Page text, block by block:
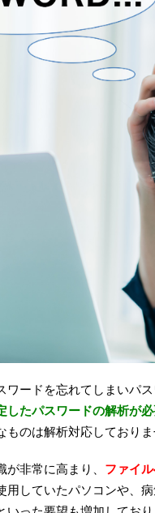
ワードを忘れてしまいパ
したパスワードの解析が
のは解析対応しておりま
非常に高まり、 ファイ
用していたパソコンや、